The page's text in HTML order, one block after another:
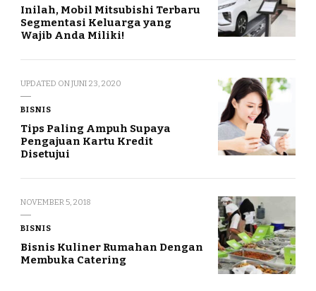
Inilah, Mobil Mitsubishi Terbaru
Segmentasi Keluarga yang
Wajib Anda Miliki!
UPDATED ONJUNI 23, 2020
BISNIS
Tips Paling Ampuh Supaya
Pengajuan Kartu Kredit
Disetujui
NOVEMBER 5, 2018
BISNIS
Bisnis Kuliner Rumahan Dengan
Membuka Catering